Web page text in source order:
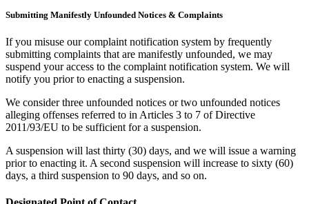
Submitting Manifestly Unfounded Notices & Complaints
If you misuse our complaint notification system by frequently
submitting complaints that are manifestly unfounded, we may
suspend your access to the complaint notification system. We will
notify you prior to enacting a suspension.
We consider three unfounded notices or two unfounded notices
alleging offenses referred to in Articles 3 to 7 of Directive
2011/93/EU to be sufficient for a suspension.
A suspension will last thirty (30) days, and we will issue a warning
prior to enacting it. A second suspension will increase to sixty (60)
days, a third suspension to 90 days, and so on.